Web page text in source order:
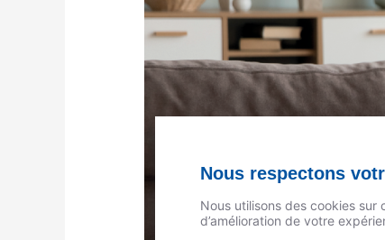
Nous respectons
Nous utilisons des cookies sur
d’amélioration de votre